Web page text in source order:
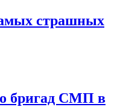
страшных
бригад СМП в